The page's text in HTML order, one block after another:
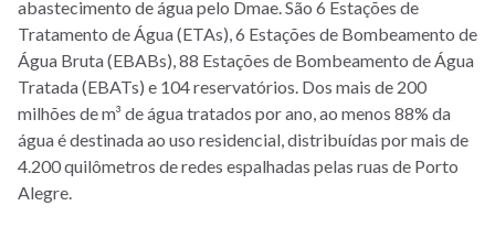
abastecimento de água pelo Dmae. São 6 Estações de
Tratamento de Água (ETAs), 6 Estações de Bombeamento de
Água Bruta (EBABs), 88 Estações de Bombeamento de Água
Tratada (EBATs) e 104 reservatórios. Dos mais de 200
milhões de m³ de água tratados por ano, ao menos 88% da
água é destinada ao uso residencial, distribuídas por mais de
4.200 quilômetros de redes espalhadas pelas ruas de Porto
Alegre.